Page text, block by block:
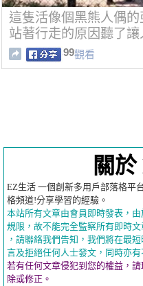
這隻活像個黑熊人偶
站著行走的原因聽了
99觀看
關
EZ生活 一個創新多用戶部落格平
格頻道!分享學習的經驗。
本站所有文章由會員即時發表，
規限，故不能完全監察所有即時
，請聯絡我們告知，我們將在最
言及拒絕任何人士發文，同時亦有
若有任何文章侵犯到您的權益，請
除或修正。